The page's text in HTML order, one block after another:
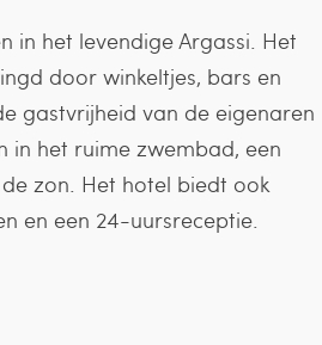
in het levendige Argassi. Het
door winkeltjes, bars en
gastvrijheid van de eigenaren
in het ruime zwembad, een
zon. Het hotel biedt ook
en een 24-uursreceptie.